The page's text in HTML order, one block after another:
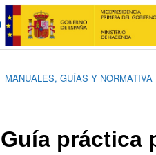
MANUALES, GUÍAS Y NORMATIVA
Guía práctica